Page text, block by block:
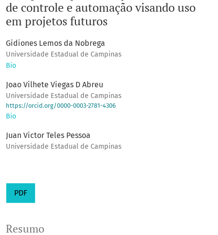
de controle e automação visando uso
em projetos futuros
Gidiones Lemos da Nobrega
Universidade Estadual de Campinas
Bio
Joao Vilhete Viegas D Abreu
Universidade Estadual de Campinas
https://orcid.org/0000-0003-2781-4306
Bio
Juan Victor Teles Pessoa
Universidade Estadual de Campinas
PDF
Resumo